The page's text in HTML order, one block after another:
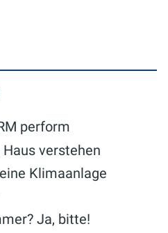
perform
verstehen
Klimaanlage
Ja, bitte!